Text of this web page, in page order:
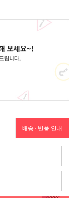
배송 · 반품 안내